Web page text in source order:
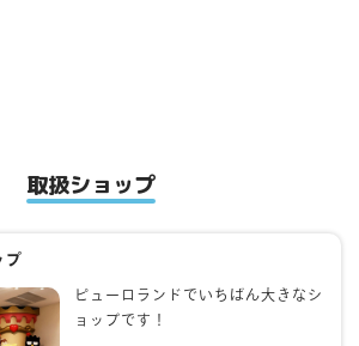
取扱ショップ
プ
ピューロランドでいちばん大きなシ
ョップです！